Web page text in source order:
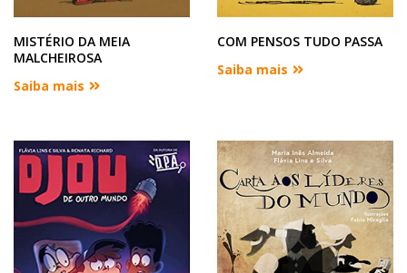
MISTÉRIO DA MEIA
MALCHEIROSA
Saiba mais
COM PENSOS TUDO PASSA
Saiba mais